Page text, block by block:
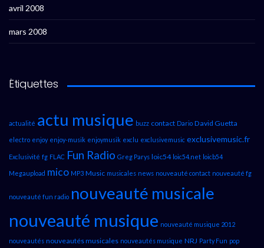
avril 2008
mars 2008
Étiquettes
actualité actu musique buzz contact Dario David Guetta
electro enjoy enjoy-musik enjoymusik exclu exclusivemusic exclusivemusic.fr
Exclusivité fg FLAC Fun Radio Greg Parys loic54 loic54.net loicb54
Megaupload mico MP3 Music musicales news nouveauté contact nouveauté fg
nouveauté fun radio nouveauté musicale
nouveauté musique nouveauté musique 2012
nouveautés nouveautés musicales nouveautés musique NRJ Party Fun pop